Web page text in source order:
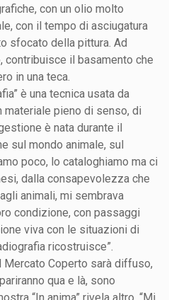
con un olio molto
con il tempo di asciugatura
sfocato della pittura. Ad
contribuisce il basamento che
in una teca.
è una tecnica usata da
materiale pieno di senso, di
è nata durante il
sul mondo animale, sul
poco, lo cataloghiamo ma ci
dalla consapevolezza che
animali, mi sembrava
condizione, con passaggi
viva con le situazioni di
ricostruisce”.
Mercato Coperto sarà diffuso,
qua e là, sono